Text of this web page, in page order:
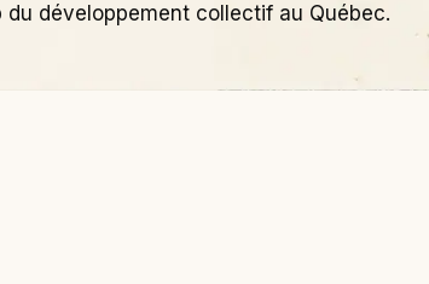
développement collectif au Québec.